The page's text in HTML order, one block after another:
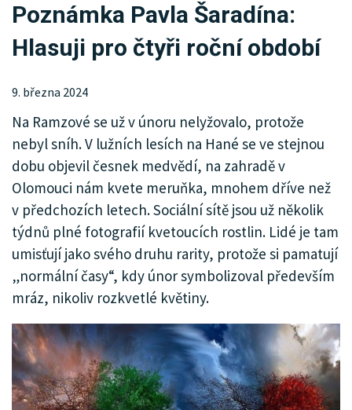
KRIMI
SPORT
KULTURA
SPOLEČNOST
INZERCE
Poznámka Pavla Šaradína:
Hlasuji pro čtyři roční období
9. března 2024
Na Ramzové se už v únoru nelyžovalo, protože
nebyl sníh. V lužních lesích na Hané se ve stejnou
dobu objevil česnek medvědí, na zahradě v
Olomouci nám kvete meruňka, mnohem dříve než
v předchozích letech. Sociální sítě jsou už několik
týdnů plné fotografií kvetoucích rostlin. Lidé je tam
umisťují jako svého druhu rarity, protože si pamatují
„normální časy“, kdy únor symbolizoval především
mráz, nikoliv rozkvetlé květiny.